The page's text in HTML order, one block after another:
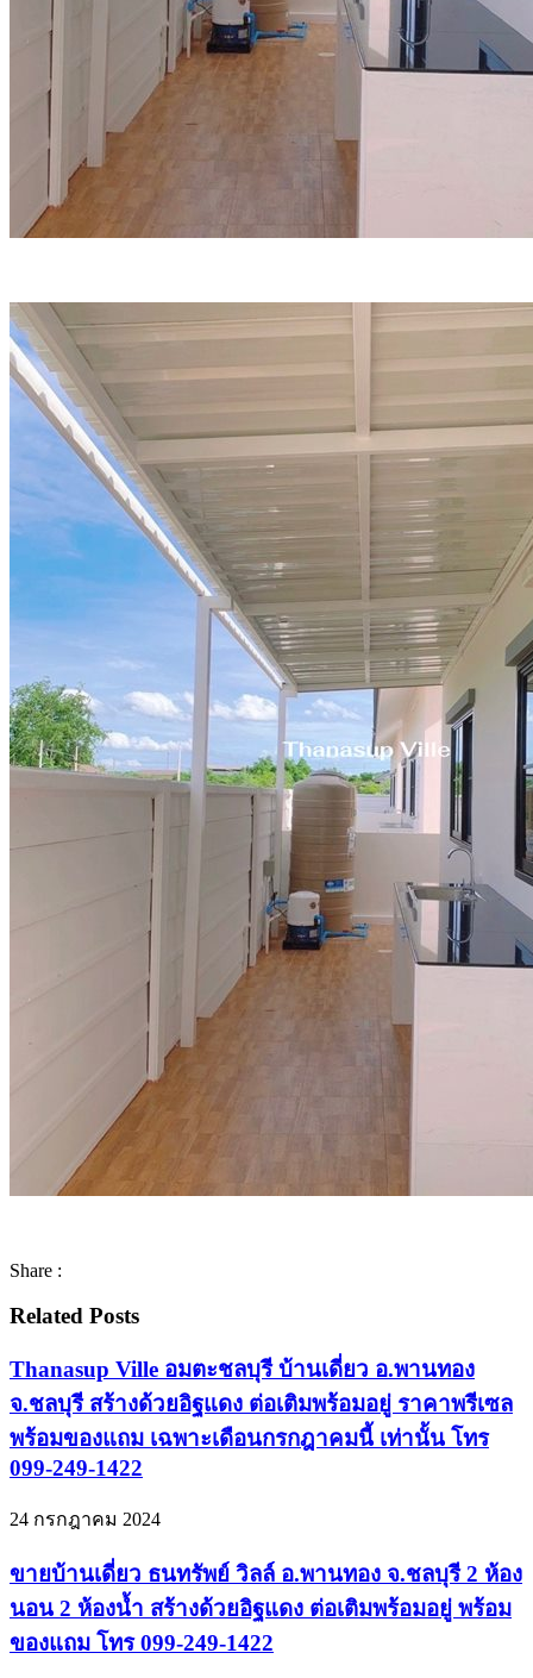
Share :
Related Posts
Thanasup Ville อมตะชลบุรี บ้านเดี่ยว อ.พานทอง
จ.ชลบุรี สร้างด้วยอิฐแดง ต่อเติมพร้อมอยู่ ราคาพรีเซล
พร้อมของแถม เฉพาะเดือนกรกฎาคมนี้ เท่านั้น โทร
099-249-1422
24 กรกฎาคม 2024
ขายบ้านเดี่ยว ธนทรัพย์ วิลล์ อ.พานทอง จ.ชลบุรี 2 ห้อง
นอน 2 ห้องน้ำ สร้างด้วยอิฐแดง ต่อเติมพร้อมอยู่ พร้อม
ของแถม โทร 099-249-1422